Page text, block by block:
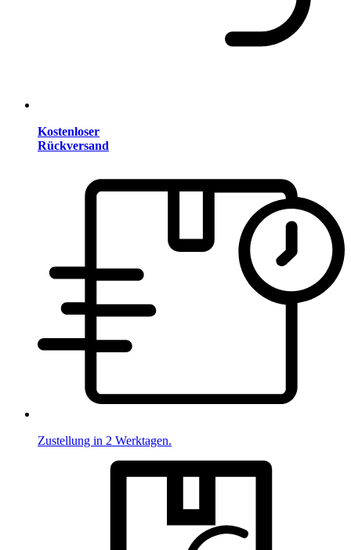
Kostenloser
Rückversand
Zustellung in 2 Werktagen.